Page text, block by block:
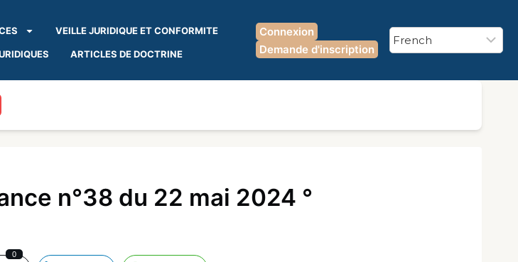
VEILLE JURIDIQUE ET CONFORMITE
ARTICLES DE DOCTRINE
Connexion
Demande d'inscription
n°38 du 22 mai 2024 °
0